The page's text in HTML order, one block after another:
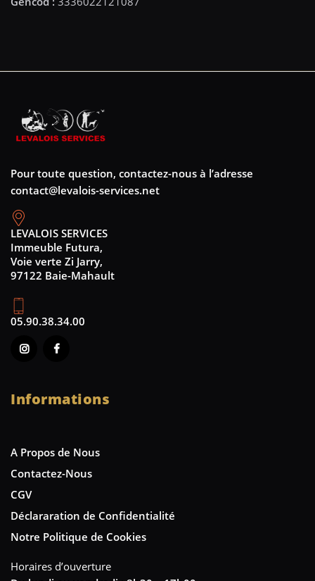
Pour toute question, contactez-nous à l’adresse
contact@levalois-services.net
LEVALOIS SERVICES
Immeuble Futura,
Voie verte Zi Jarry,
97122 Baie-Mahault
05.90.38.34.00
Informations
A Propos de Nous
Contactez-Nous
CGV
Déclararation de Confidentialité
Notre Politique de Cookies
Horaires d’ouverture